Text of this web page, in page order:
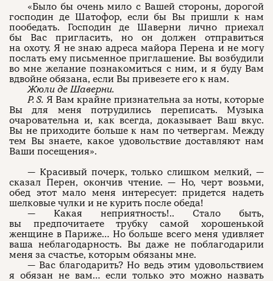
«Было бы очень мило с Вашей стороны, дорогой
господин де Шатофор, если бы Вы пришли к нам
пообедать. Господин де Шаверни лично приехал
бы Вас пригласить, но он должен отправиться
на охоту. Я не знаю адреса майора Перена и не могу
послать ему письменное приглашение. Вы возбудили
во мне желание познакомиться с ним, и я буду Вам
вдвойне обязана, если Вы привезете его к нам.
Жюли де Шаверни.
P. S. Я Вам крайне признательна за ноты, которые
Вы для меня потрудились переписать. Музыка
очаровательна и, как всегда, доказывает Ваш вкус.
Вы не приходите больше к нам по четвергам. Между
тем Вы знаете, какое удовольствие доставляют нам
Ваши посещения».
— Красивый почерк, только слишком мелкий, —
сказал Перен, окончив чтение. — Но, черт возьми,
обед этот мало меня интересует: придется надеть
шелковые чулки и не курить после обеда!
— Какая неприятность!.. Стало быть,
вы предпочитаете трубку самой хорошенькой
женщине в Париже… Но больше всего меня удивляет
ваша неблагодарность. Вы даже не поблагодарили
меня за счастье, которым обязаны мне.
— Вас благодарить? Но ведь этим удовольствием
я обязан не вам… если только это можно назвать